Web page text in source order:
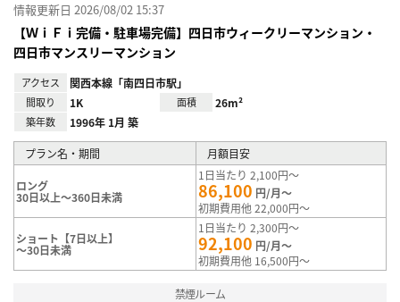
情報更新日 2026/08/02 15:37
【ＷｉＦｉ完備・駐車場完備】四日市ウィークリーマンション・
四日市マンスリーマンション
アクセス 関西本線「南四日市駅」
間取り 1K 面積 26m²
築年数 1996年 1月 築
プラン名・期間 月額目安
ロング
30日以上～360日未満
1日当たり 2,100円～
86,100 円/月～
初期費用他 22,000円～
ショート【7日以上】
～30日未満
1日当たり 2,300円～
92,100 円/月～
初期費用他 16,500円～
禁煙ルーム